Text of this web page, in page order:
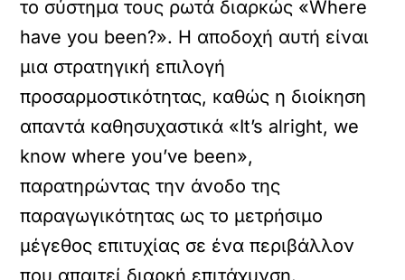
το σύστημα τους ρωτά διαρκώς «Where
have you been?». Η αποδοχή αυτή είναι
μια στρατηγική επιλογή
προσαρμοστικότητας, καθώς η διοίκηση
απαντά καθησυχαστικά «It’s alright, we
know where you’ve been»,
παρατηρώντας την άνοδο της
παραγωγικότητας ως το μετρήσιμο
μέγεθος επιτυχίας σε ένα περιβάλλον
που απαιτεί διαρκή επιτάχυνση.